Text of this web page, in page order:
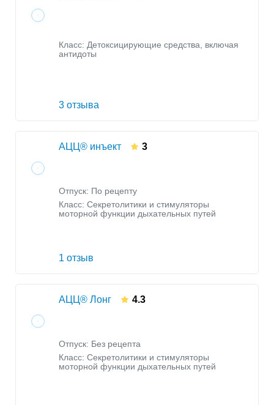
Класс: Детоксицирующие средства, включая
антидоты
3 отзыва
АЦЦ® инъект 3
Отпуск: По рецепту
Класс: Секретолитики и стимуляторы
моторной функции дыхательных путей
1 отзыв
АЦЦ® Лонг 4.3
Отпуск: Без рецепта
Класс: Секретолитики и стимуляторы
моторной функции дыхательных путей